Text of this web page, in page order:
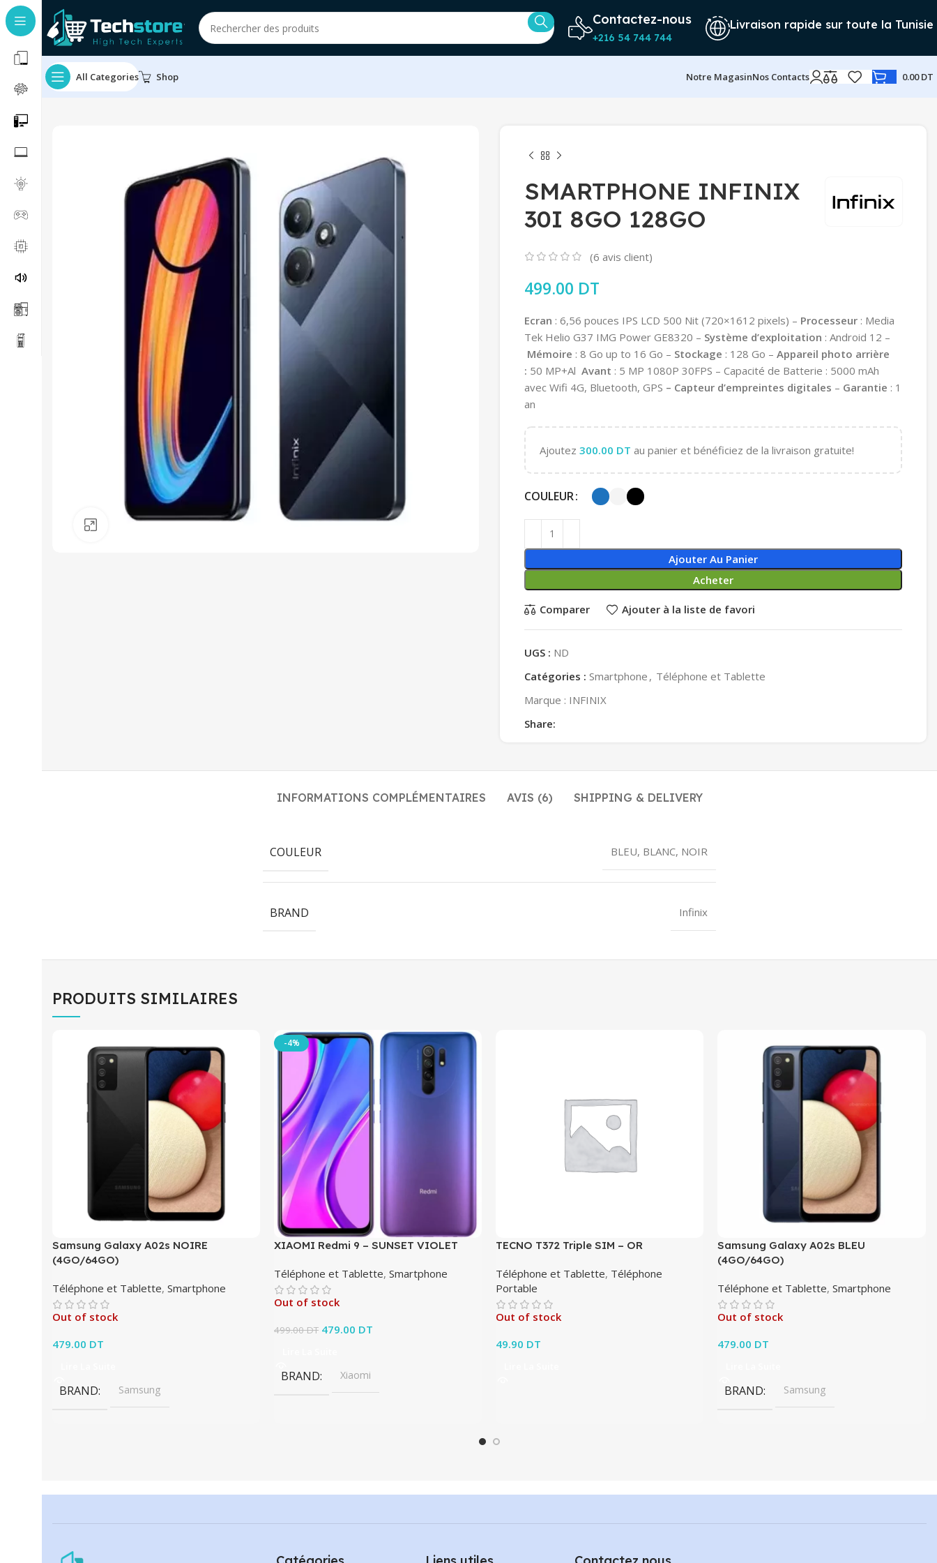
Contactez-nous
+216 54 744 744
Livraison rapide sur toute la Tunisie
All Categories Shop Notre MagasinNos Contacts 0.00DT
Click to enlarge
SMARTPHONE INFINIX
30I 8GO 128GO
(6 avis client)
499.00 DT
Ecran : 6,56 pouces IPS LCD 500 Nit (720×1612 pixels) – Processeur : Media
Tek Helio G37 IMG Power GE8320 – Système d’exploitation : Android 12 –
Mémoire : 8 Go up to 16 Go – Stockage : 128 Go – Appareil photo arrière
: 50 MP+Al Avant : 5 MP 1080P 30FPS – Capacité de Batterie : 5000 mAh
avec Wifi 4G, Bluetooth, GPS – Capteur d’empreintes digitales – Garantie : 1
an
Ajoutez 300.00 DT au panier et bénéficiez de la livraison gratuite!
COULEUR
Ajouter Au Panier
Acheter
Comparer Ajouter à la liste de favori
UGS : ND
Catégories : Smartphone , Téléphone et Tablette
Marque : INFINIX
Share:
INFORMATIONS COMPLÉMENTAIRES AVIS (6) SHIPPING & DELIVERY
COULEUR BLEU, BLANC, NOIR
BRAND Infinix
PRODUITS SIMILAIRES
Samsung Galaxy A02s NOIRE
(4GO/64GO)
Téléphone et Tablette, Smartphone
Out of stock
479.00 DT
BRAND Samsung
-4%
XIAOMI Redmi 9 – SUNSET VIOLET
Téléphone et Tablette,Smartphone
Out of stock
499.00DT Le prix initial était : 499.00 DT.
479.00 DT
BRAND Xiaomi
TECNO T372 Triple SIM – OR
Téléphone et Tablette, Téléphone
Portable
Out of stock
49.90 DT
Samsung Galaxy A02s BLEU
(4GO/64GO)
Téléphone et Tablette,Smartphone
Out of stock
479.00 DT
BRAND Samsung